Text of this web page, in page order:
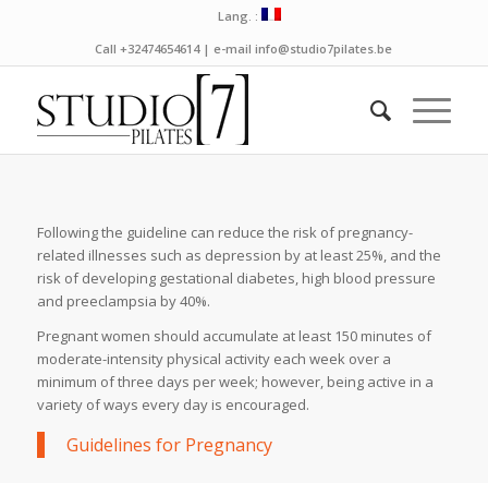
Lang. :
Call +32474654614 | e-mail info@studio7pilates.be
Following the guideline can reduce the risk of pregnancy-
related illnesses such as depression by at least 25%, and the
risk of developing gestational diabetes, high blood pressure
and preeclampsia by 40%.
Pregnant women should accumulate at least 150 minutes of
moderate-intensity physical activity each week over a
minimum of three days per week; however, being active in a
variety of ways every day is encouraged.
Guidelines for Pregnancy